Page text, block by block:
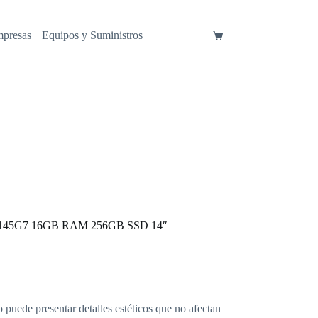
Equipos y Suministros
Carro
16GB RAM 256GB SSD 14″
presentar detalles estéticos que no afectan